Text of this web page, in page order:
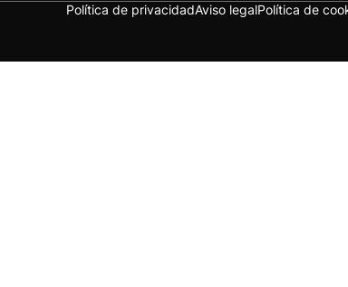
Política de privacidadAviso legalPolítica de